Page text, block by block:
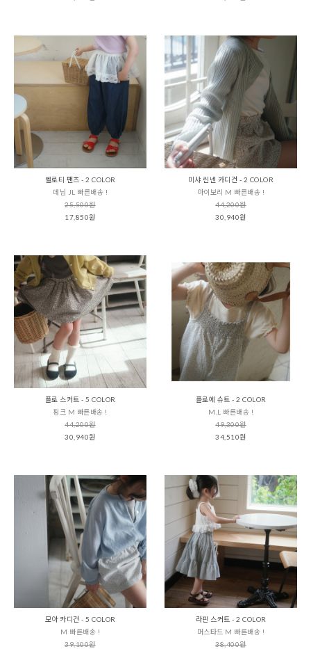
벨로티 팬츠 - 2 COLOR
데님 JL 빠른배송 !
25,500원
17,850원
미샤 린넨 카디건 - 2 COLOR
아이보리 M 빠른배송 !
44,200원
30,940원
플로 스커트 - 5 COLOR
핑크 M 빠른배송 !
44,200원
30,940원
플로에 슈트 - 2 COLOR
M,L 빠른배송 !
49,300원
34,510원
모아 카디건 - 5 COLOR
M 빠른배송 !
39,100원
라핀 스커트 - 2 COLOR
머스타드 M 빠른배송 !
38,400원